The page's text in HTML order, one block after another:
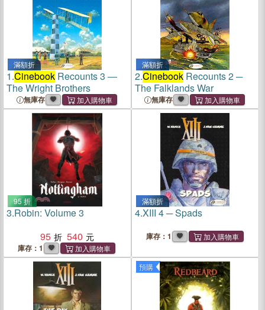
滿額折
1.Cinebook Recounts 3 ―
The Wright Brothers
無庫存
滿額折
2.CinebookRecounts 2 ─
The Falklands War
無庫存
95 折
3.Robin: Volume 3
95
540
庫存：1
滿額折
4.XIII 4 ─ Spads
庫存：1
預購